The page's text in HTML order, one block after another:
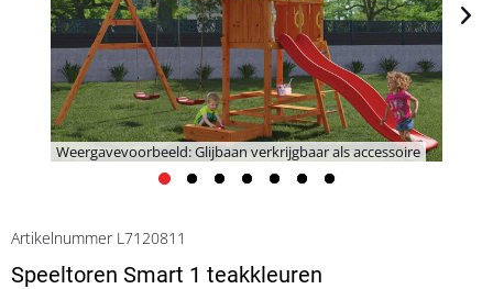
Weergavevoorbeeld: Glijbaan verkrijgbaar als accessoire
Artikelnummer L7120811
Speeltoren Smart 1 teakkleuren